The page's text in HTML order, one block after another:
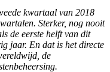
kwartaal van 2018
Sterker, nog nooit
de eerste helft van dit
jaar. En dat is het directe
de